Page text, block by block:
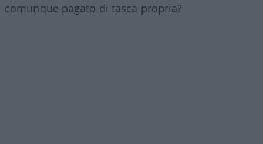
comunque pagato di tasca propria?